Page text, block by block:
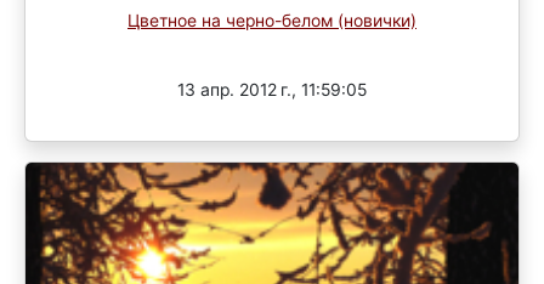
Цветное на черно-белом (новички)
13 апр. 2012 г., 11:59:05